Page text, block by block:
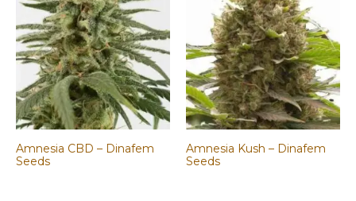
Amnesia CBD – Dinafem
Seeds
Amnesia Kush – Dinafem
Seeds